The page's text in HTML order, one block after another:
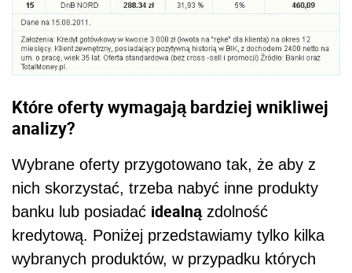
Które oferty wymagają bardziej wnikliwej
analizy?
Wybrane oferty przygotowano tak, że aby z
nich skorzystać, trzeba nabyć inne produkty
banku lub posiadać idealnązdolność
kredytową. Poniżej przedstawiamy tylko kilka
wybranych produktów, w przypadku których